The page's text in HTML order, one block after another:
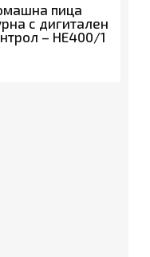
пица
с дигитален
– HE400/1